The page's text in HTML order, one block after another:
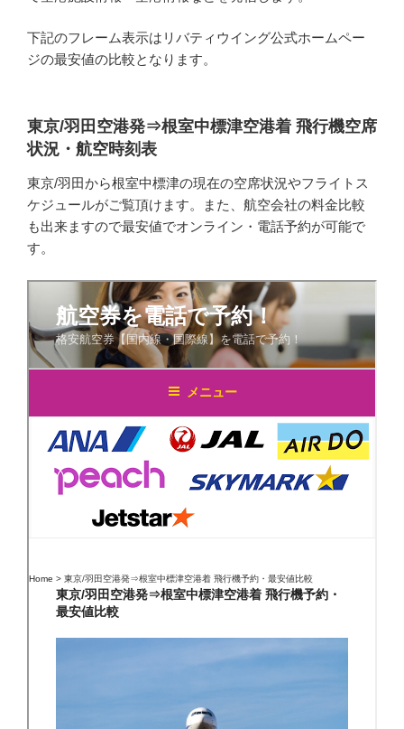
下記のフレーム表示はリバティウイング公式ホームペー
ジの最安値の比較となります。
東京/羽田空港発⇒根室中標津空港着 飛行機空席
状況・航空時刻表
東京/羽田から根室中標津の現在の空席状況やフライトス
ケジュールがご覧頂けます。また、航空会社の料金比較
も出来ますので最安値でオンライン・電話予約が可能で
す。